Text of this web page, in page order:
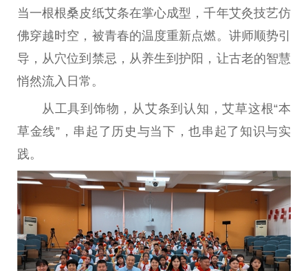
当一根根桑皮纸艾条在掌心成型，千年艾灸技艺仿
佛穿越时空，被青春的温度重新点燃。讲师顺势引
导，从穴位到禁忌，从养生到护阳，让古老的智慧
悄然流入日常。
从工具到饰物，从艾条到认知，艾草这根“本
草金线”，串起了历史与当下，也串起了知识与实
践。